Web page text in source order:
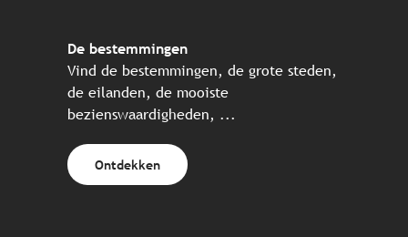
De bestemmingen
Vind de bestemmingen, de grote steden,
de eilanden, de mooiste
bezienswaardigheden, ...
Ontdekken